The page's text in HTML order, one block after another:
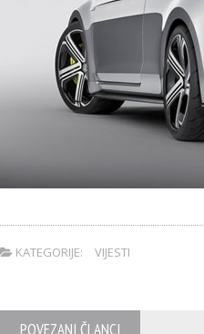
KATEGORIJE: VIJESTI
POVEZANI ČLANCI